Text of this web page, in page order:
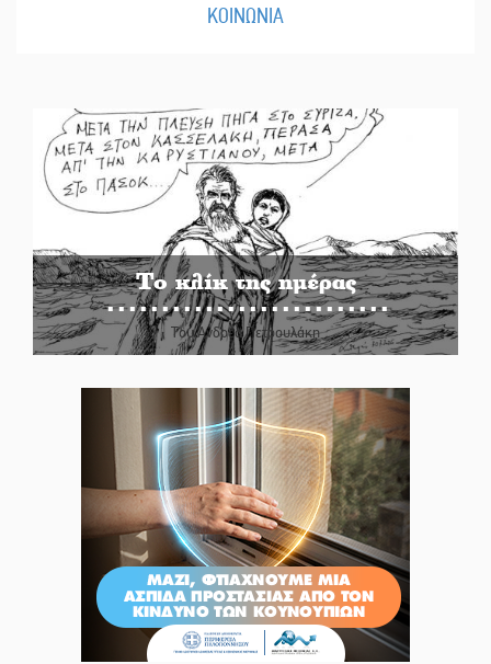
ΚΟΙΝΩΝΙΑ
Το κλίκ της ημέρας
Του Ανδρέα Πετρουλάκη